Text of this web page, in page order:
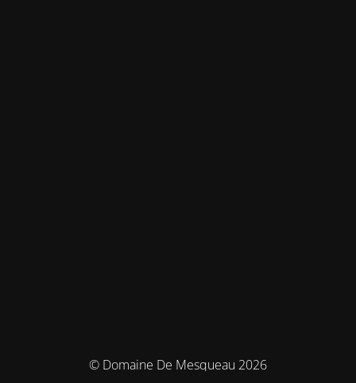
© Domaine De Mesqueau 2026